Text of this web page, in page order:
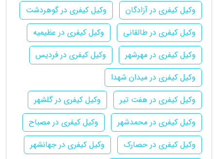
وکیل کیفری در آزادگان
وکیل کیفری در گوهردشت
وکیل کیفری در طالقانی
وکیل کیفری در عظیمیه
وکیل کیفری در مهرشهر
وکیل کیفری در فردیس
وکیل کیفری در میدان شهدا
وکیل کیفری در هفت تیر
وکیل کیفری در گلشهر
وکیل کیفری در محمدشهر
وکیل کیفری در مصباح
وکیل کیفری در حصارک
وکیل کیفری در جهانشهر